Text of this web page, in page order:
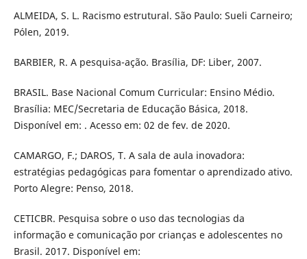
ALMEIDA, S. L. Racismo estrutural. São Paulo: Sueli Carneiro;
Pólen, 2019.
BARBIER, R. A pesquisa-ação. Brasília, DF: Liber, 2007.
BRASIL. Base Nacional Comum Curricular: Ensino Médio.
Brasília: MEC/Secretaria de Educação Básica, 2018.
Disponível em: . Acesso em: 02 de fev. de 2020.
CAMARGO, F.; DAROS, T. A sala de aula inovadora:
estratégias pedagógicas para fomentar o aprendizado ativo.
Porto Alegre: Penso, 2018.
CETICBR. Pesquisa sobre o uso das tecnologias da
informação e comunicação por crianças e adolescentes no
Brasil. 2017. Disponível em: